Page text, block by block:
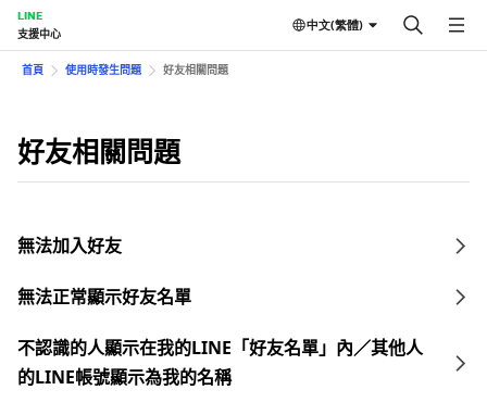
LINE
支援中心
中文(繁體)
首頁 使用時發生問題 好友相關問題
好友相關問題
無法加入好友
無法正常顯示好友名單
不認識的人顯示在我的LINE「好友名單」內／其他人
的LINE帳號顯示為我的名稱